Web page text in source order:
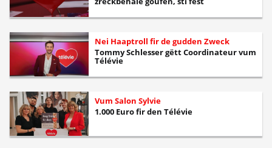
Nei Haaptroll fir de gudden Zweck
Tommy Schlesser gëtt Coordinateur vum
Télévie
Vum Salon Sylvie
1.000 Euro fir den Télévie